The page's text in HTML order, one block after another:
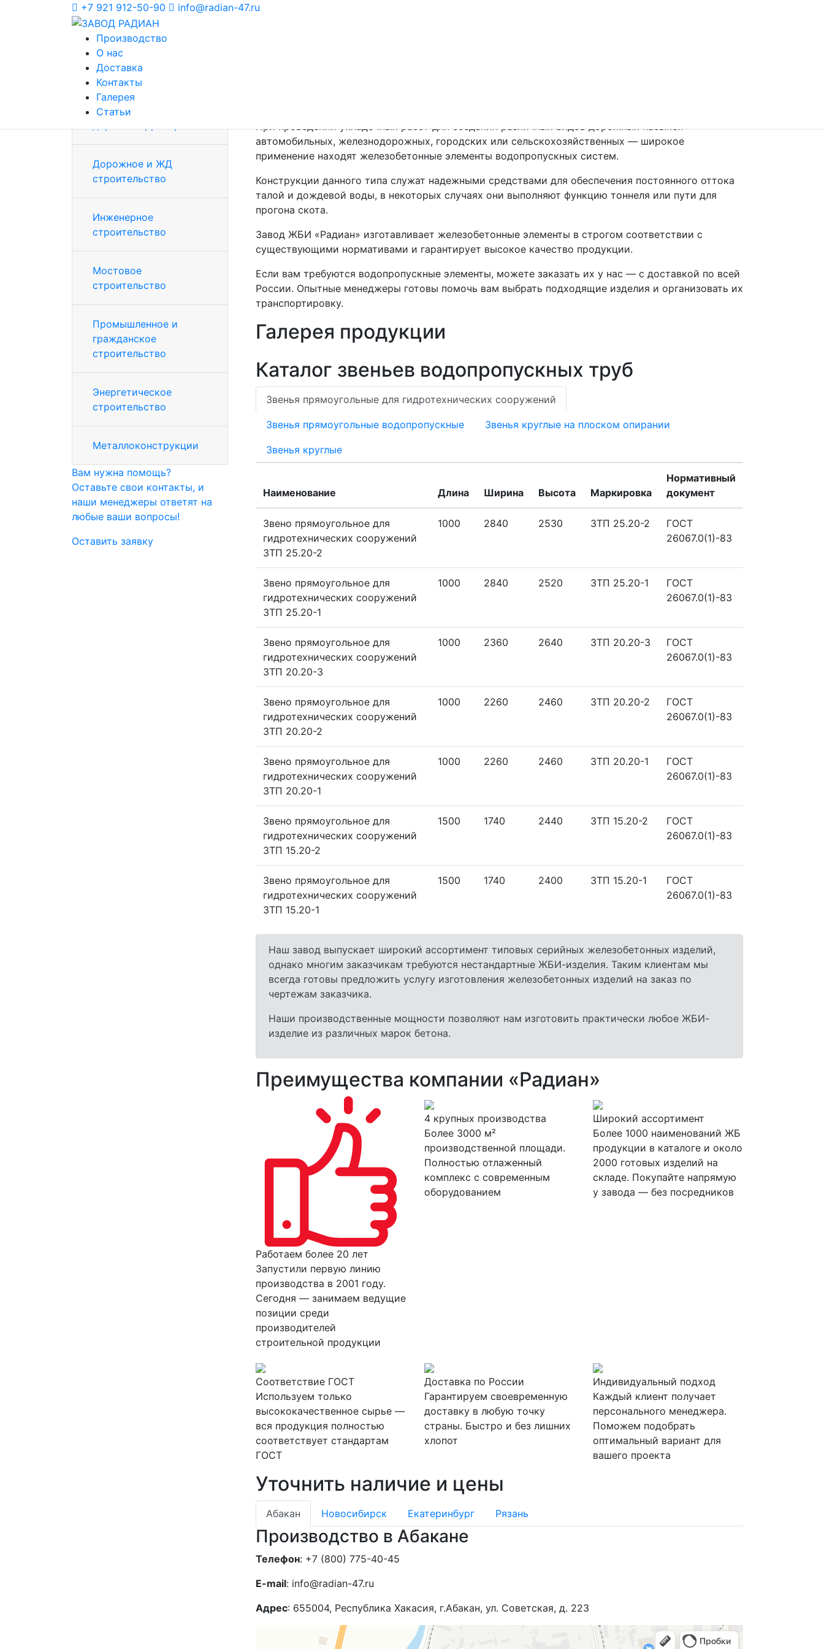
+7 921 912-50-90 info@radian-47.ru
Производство
О нас
Доставка
Контакты
Галерея
Статьи
Главная страница /Звенья водопропускных труб
Звенья водопропускных труб
Благоустройство
Дорожное и ЖД
строительство
Инженерное
строительство
Мостовое
строительство
Промышленное и
гражданское
строительство
Энергетическое
строительство
Металлоконструкции
Вам нужна помощь?
Оставьте свои контакты, и
наши менеджеры ответят на
любые ваши вопросы!
Оставить заявку
При проведении укладочных работ для создания различных видов дорожных насыпей —
автомобильных, железнодорожных, городских или сельскохозяйственных — широкое
применение находят железобетонные элементы водопропускных систем.
Конструкции данного типа служат надежными средствами для обеспечения постоянного оттока
талой и дождевой воды, в некоторых случаях они выполняют функцию тоннеля или пути для
прогона скота.
Завод ЖБИ «Радиан» изготавливает железобетонные элементы в строгом соответствии с
существующими нормативами и гарантирует высокое качество продукции.
Если вам требуются водопропускные элементы, можете заказать их у нас — с доставкой по всей
России. Опытные менеджеры готовы помочь вам выбрать подходящие изделия и организовать их
транспортировку.
Галерея продукции
Каталог звеньев водопропускных труб
Звенья прямоугольные для гидротехнических сооружений
Звенья прямоугольные водопропускные Звенья круглые на плоском опирании
Звенья круглые
Наименование Длина Ширина Высота Маркировка
Нормативный
документ
Звено прямоугольное для
гидротехнических сооружений
ЗТП 25.20-2
1000 2840 2530 ЗТП 25.20-2
ГОСТ
26067.0(1)-83
Звено прямоугольное для
гидротехнических сооружений
ЗТП 25.20-1
1000 2840 2520 ЗТП 25.20-1
ГОСТ
26067.0(1)-83
Звено прямоугольное для
гидротехнических сооружений
ЗТП 20.20-3
1000 2360 2640 ЗТП 20.20-3
ГОСТ
26067.0(1)-83
Звено прямоугольное для
гидротехнических сооружений
ЗТП 20.20-2
1000 2260 2460 ЗТП 20.20-2
ГОСТ
26067.0(1)-83
Звено прямоугольное для
гидротехнических сооружений
ЗТП 20.20-1
1000 2260 2460 ЗТП 20.20-1
ГОСТ
26067.0(1)-83
Звено прямоугольное для
гидротехнических сооружений
ЗТП 15.20-2
1500 1740 2440 ЗТП 15.20-2
ГОСТ
26067.0(1)-83
Звено прямоугольное для
гидротехнических сооружений
ЗТП 15.20-1
1500 1740 2400 ЗТП 15.20-1
ГОСТ
26067.0(1)-83
Наш завод выпускает широкий ассортимент типовых серийных железобетонных изделий,
однако многим заказчикам требуются нестандартные ЖБИ-изделия. Таким клиентам мы
всегда готовы предложить услугу изготовления железобетонных изделий на заказ по
чертежам заказчика.
Наши производственные мощности позволяют нам изготовить практически любое ЖБИ-
изделие из различных марок бетона.
Преимущества компании «Радиан»
Работаем более 20 лет
Запустили первую линию
производства в 2001 году.
Сегодня — занимаем ведущие
позиции среди
производителей
строительной продукции
4 крупных производства
Более 3000 м²
производственной площади.
Полностью отлаженный
комплекс с современным
оборудованием
Широкий ассортимент
Более 1000 наименований ЖБ
продукции в каталоге и около
2000 готовых изделий на
складе. Покупайте напрямую
у завода — без посредников
Соответствие ГОСТ
Используем только
высококачественное сырье —
вся продукция полностью
соответствует стандартам
ГОСТ
Доставка по России
Гарантируем своевременную
доставку в любую точку
страны. Быстро и без лишних
хлопот
Индивидуальный подход
Каждый клиент получает
персонального менеджера.
Поможем подобрать
оптимальный вариант для
вашего проекта
Уточнить наличие и цены
Абакан Новосибирск Екатеринбург Рязань
Производство в Абакане
Телефон: +7 (800) 775-40-45
E-mail: info@radian-47.ru
Адрес: 655004, Республика Хакасия, г.Абакан, ул. Советская, д. 223